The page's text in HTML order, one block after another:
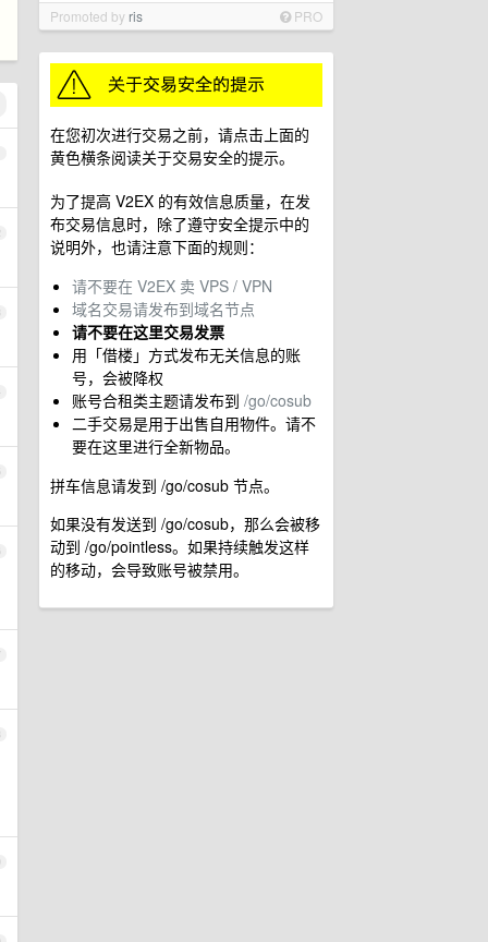
Promoted by ris PRO
在您初次进行交易之前，请点击上面的
黄色横条阅读关于交易安全的提示。
为了提高 V2EX 的有效信息质量，在发
布交易信息时，除了遵守安全提示中的
说明外，也请注意下面的规则：
请不要在 V2EX 卖 VPS / VPN
域名交易请发布到域名节点
请不要在这里交易发票
用「借楼」方式发布无关信息的账
号，会被降权
账号合租类主题请发布到 /go/cosub
二手交易是用于出售自用物件。请不
要在这里进行全新物品。
拼车信息请发到 /go/cosub 节点。
如果没有发送到 /go/cosub，那么会被移
动到 /go/pointless。如果持续触发这样
的移动，会导致账号被禁用。